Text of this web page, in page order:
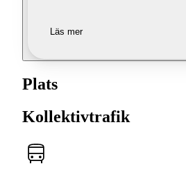
Läs mer
Plats
Kollektivtrafik